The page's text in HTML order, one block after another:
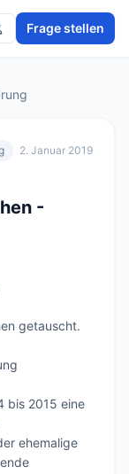
Frage stellen
2. Januar 2019
-
getauscht.
bis 2015 eine
ehemalige